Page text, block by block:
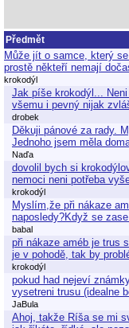
Předmět
Může jít o samce, který
prostě někteří nemají
krokodýl
Jak píše krokodýl...
všemu i pevný nijak
drobek
Děkuji pánové za rady.
Jednoho jsem měla
Naďa
dovolil bych si
nemoci neni potřeba
krokodýl
Myslím,že při nákaze
naposledy?Když se
babal
při nákaze améb je trus
je v pohodě, tak by
krokodýl
pokud had nejeví
vysetreni trusu (idealne
JaBula
Ahoj, takže Ríša se mi